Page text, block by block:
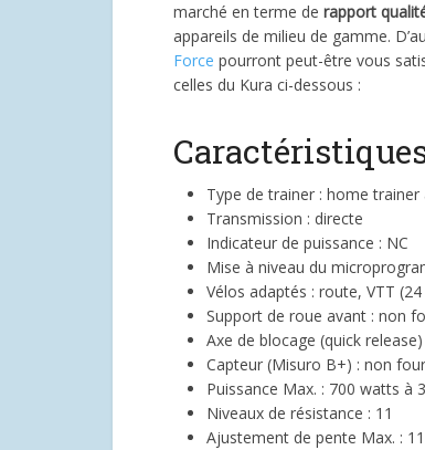
marché en terme de rapport
appareils de milieu de gamme.
Force pourront peut-être vous
celles du Kura ci-dessous :
Type de trainer : home
Transmission : directe
Indicateur de puissance : NC
Mise à niveau du
Vélos adaptés : route, VTT
Support de roue avant : non
Axe de blocage (quick release)
Capteur (Misuro B+) : non
Puissance Max. : 700 watts à
Niveaux de résistance : 11
Ajustement de pente Max. :